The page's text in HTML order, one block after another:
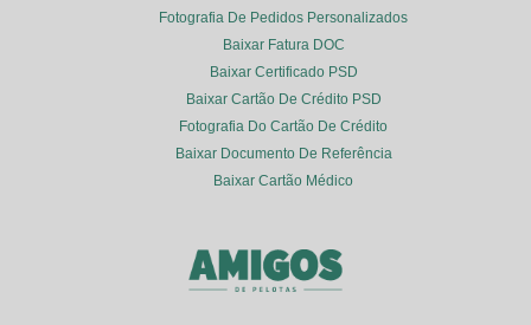
Fotografia De Pedidos Personalizados
Baixar Fatura DOC
Baixar Certificado PSD
Baixar Cartão De Crédito PSD
Fotografia Do Cartão De Crédito
Baixar Documento De Referência
Baixar Cartão Médico